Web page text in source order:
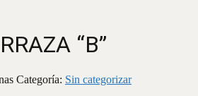
“B”
Categoría: Sin categorizar